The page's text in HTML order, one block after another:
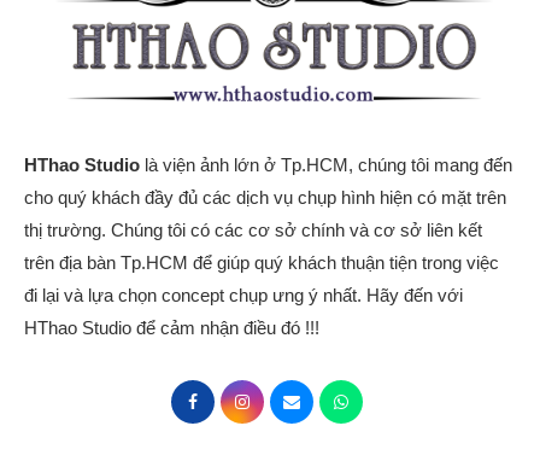
HThao Studio là viện ảnh lớn ở Tp.HCM, chúng tôi mang đến
cho quý khách đầy đủ các dịch vụ chụp hình hiện có mặt trên
thị trường. Chúng tôi có các cơ sở chính và cơ sở liên kết
trên địa bàn Tp.HCM để giúp quý khách thuận tiện trong việc
đi lại và lựa chọn concept chụp ưng ý nhất. Hãy đến với
HThao Studio để cảm nhận điều đó !!!